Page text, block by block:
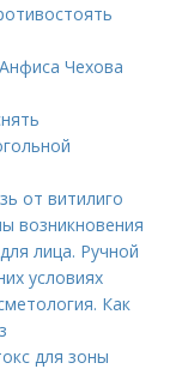
Чехова
от витилиго
возникновения
лица. Ручной
условиях
Как
для зоны